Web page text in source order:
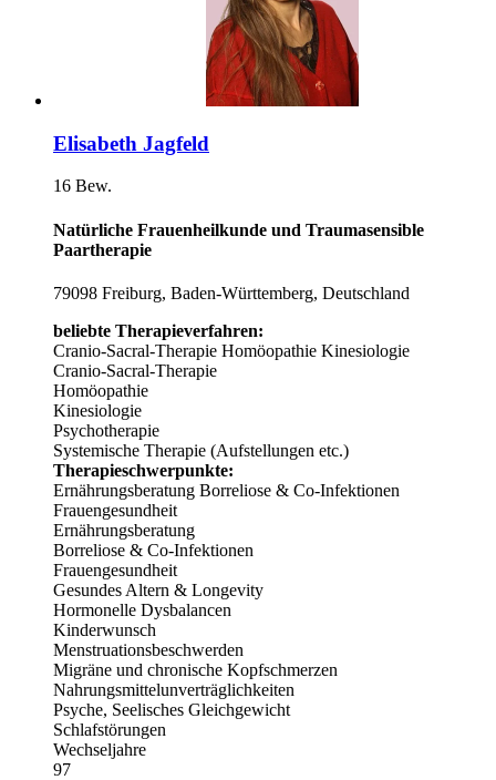
Elisabeth Jagfeld
16 Bew.
Natürliche Frauenheilkunde und Traumasensible
Paartherapie
79098 Freiburg, Baden-Württemberg, Deutschland
beliebte Therapieverfahren:
Cranio-Sacral-Therapie Homöopathie Kinesiologie
Cranio-Sacral-Therapie
Homöopathie
Kinesiologie
Psychotherapie
Systemische Therapie (Aufstellungen etc.)
Therapieschwerpunkte:
Ernährungsberatung Borreliose & Co-Infektionen
Frauengesundheit
Ernährungsberatung
Borreliose & Co-Infektionen
Frauengesundheit
Gesundes Altern & Longevity
Hormonelle Dysbalancen
Kinderwunsch
Menstruationsbeschwerden
Migräne und chronische Kopfschmerzen
Nahrungsmittelunverträglichkeiten
Psyche, Seelisches Gleichgewicht
Schlafstörungen
Wechseljahre
97